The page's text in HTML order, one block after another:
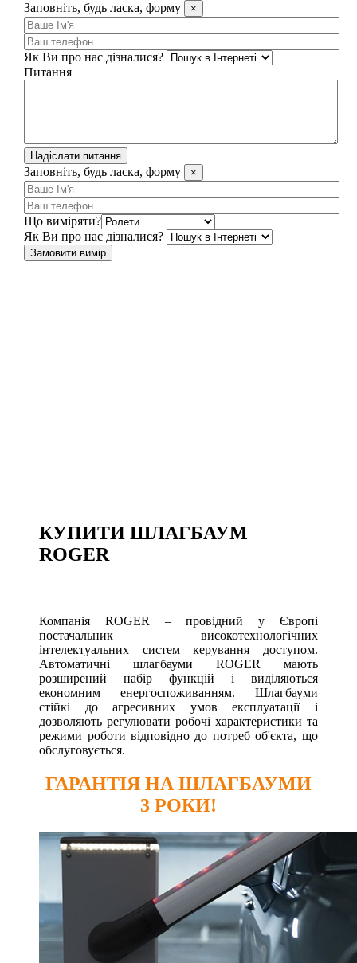
Заповніть, будь ласка, форму ×
Як Ви про нас дізналися?
Питання
Надіслати питання
Заповніть, будь ласка, форму ×
Що виміряти?
Як Ви про нас дізналися?
Замовити вимір
КУПИТИ ШЛАГБАУМ
ROGER
Компанія ROGER – провідний у Європі
постачальник високотехнологічних
інтелектуальних систем керування доступом.
Автоматичні шлагбауми ROGER мають
розширений набір функцій і виділяються
економним енергоспоживанням. Шлагбауми
стійкі до агресивних умов експлуатації і
дозволяють регулювати робочі характеристики та
режими роботи відповідно до потреб об'єкта, що
обслуговується.
ГАРАНТІЯ НА ШЛАГБАУМИ
3 РОКИ!